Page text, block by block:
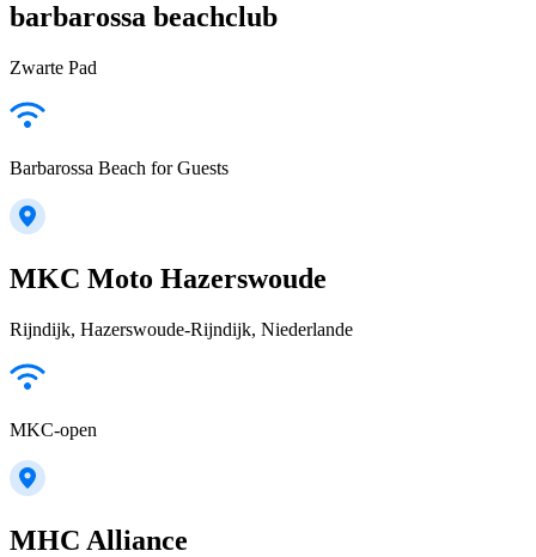
barbarossa beachclub
Zwarte Pad
Barbarossa Beach for Guests
MKC Moto Hazerswoude
Rijndijk, Hazerswoude-Rijndijk, Niederlande
MKC-open
MHC Alliance